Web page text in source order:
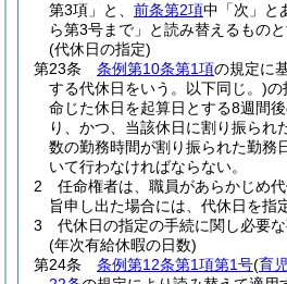
第3項」と、 前条第2項中「次」と
ら第3号まで」と読み替えるものと
(代休日の指定)
第23条
条例第10条第1項の規定に
する代休日をいう。以下同じ。)の
命じた休日を起算日とする8週間
り、かつ、当該休日に割り振られ
数の勤務時間が割り振られた勤務
いて行わなければならない。
2
任命権者は、職員があらかじめ
旨申し出た場合には、代休日を指
3
代休日の指定の手続に関し必要
(年次有給休暇の日数)
第24条
条例第12条第1項第1号(育